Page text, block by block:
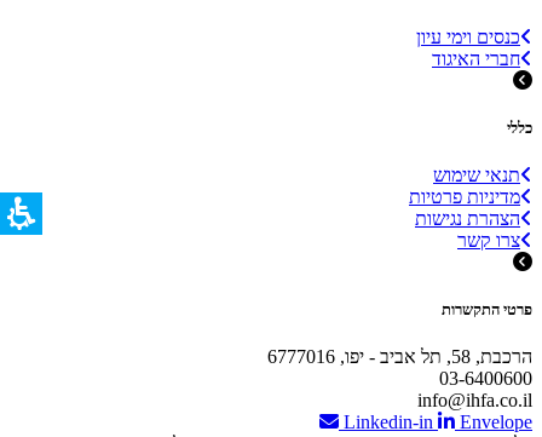
כנסים וימי עיון
חברי האיגוד
כללי
תנאי שימוש
מדיניות פרטיות
הצהרת נגישות
צרו קשר
פרטי התקשרות
הרכבת, 58, תל אביב - יפו, 6777016
03-6400600
info@ihfa.co.il
Linkedin-in
Envelope